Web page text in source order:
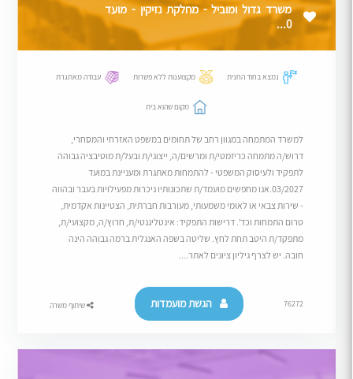
משרד גדול ומוביל - מחלקת נזיקין - מועד
0...
נמצא בחוד החנית מקצוענות ללא פשרות עבודה מאתגרת
מקום שהוא בית
למשרד המתמחה במגוון רחב של תחומים במשפט האזרחי והמסחרי,
דרוש/ה מתמחה כריזמטי/ת ומרשים/ה, ייצוגי/ת ובעל/ת מוטיבציה גבוהה
לתפקיד ולעיסוק המשפטי - להתמחות מאתגרת ומעניינת במועד
03/2027.אנו מחפשים מועמד/ת שתכונותיו ניכרות מפעילויות בעבר ובהווה
- שירות צבאי או לאומי משמעותי, מעורבות חברתית, הצטיינות אקדמית,
טרום התמחות וכד'. דרישות התפקיד: אינטליגנטי/ת, חרוץ/ה, מקצועי/ת,
מתפקד/ת היטב תחת לחץ. שליטה בשפה האנגלית ברמה גבוהה הינה
חובה. יש לצרף גיליון ציונים לאתר....
76272 הגשת מועמדות שיתוף משרה